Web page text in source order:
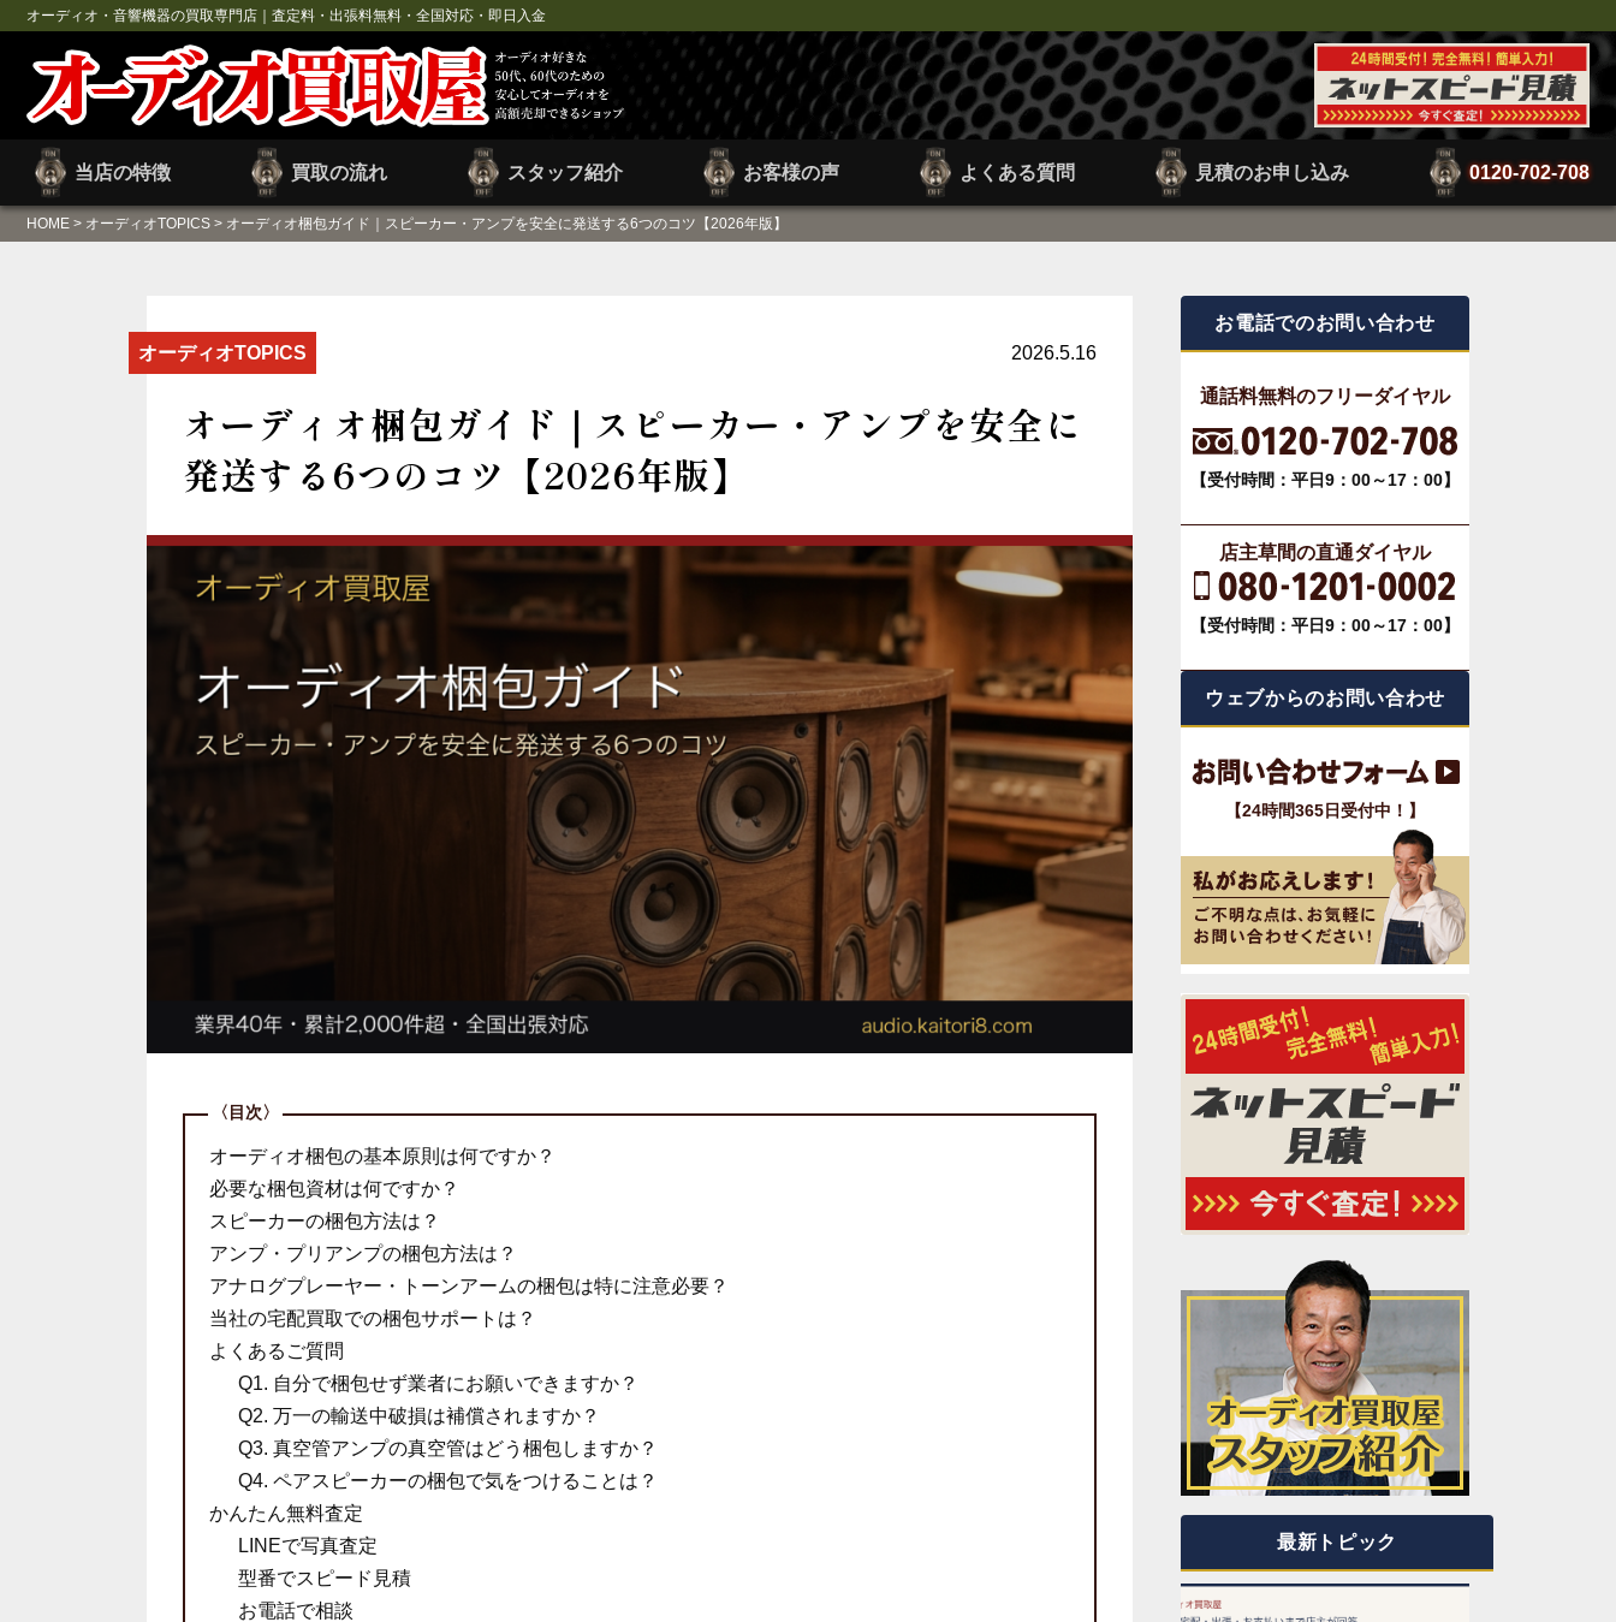
オーディオ・音響機器の買取専門店｜査定料・出張料無料・全国対応・即日入金
当店の特徴 買取の流れ スタッフ紹介 お客様の声 よくある質問 見積のお申し込み 0120-702-708
HOME > オーディオTOPICS > オーディオ梱包ガイド｜スピーカー・アンプを安全に発送する6つのコツ【2026年版】
オーディオTOPICS 2026.5.16
オーディオ梱包ガイド｜スピーカー・アンプを安全に
発送する6つのコツ【2026年版】
オーディオ梱包の基本原則は何ですか？
必要な梱包資材は何ですか？
スピーカーの梱包方法は？
アンプ・プリアンプの梱包方法は？
アナログプレーヤー・トーンアームの梱包は特に注意必要？
当社の宅配買取での梱包サポートは？
よくあるご質問
Q1. 自分で梱包せず業者にお願いできますか？
Q2. 万一の輸送中破損は補償されますか？
Q3. 真空管アンプの真空管はどう梱包しますか？
Q4. ペアスピーカーの梱包で気をつけることは？
かんたん無料査定
LINEで写真査定
型番でスピード見積
お電話で相談
お電話でのお問い合わせ
通話料無料のフリーダイヤル
【受付時間：平日9：00～17：00】
店主草間の直通ダイヤル
【受付時間：平日9：00～17：00】
ウェブからのお問い合わせ
【24時間365日受付中！】
最新トピック